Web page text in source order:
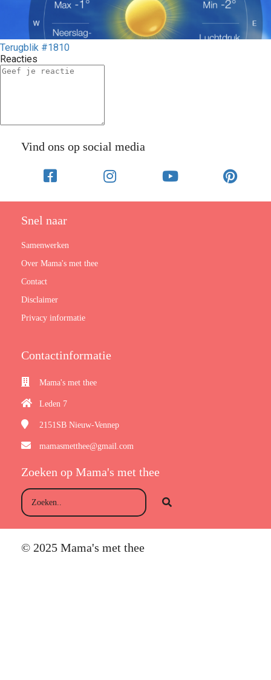
Terugblik #1810
Reacties
Vind ons op social media
Snel naar
Samenwerken
Over Mama's met thee
Contact
Disclaimer
Privacy informatie
Contactinformatie
Mama's met thee
Leden 7
2151SB Nieuw-Vennep
mamasmetthee@gmail.com
Zoeken op Mama's met thee
© 2025 Mama's met thee